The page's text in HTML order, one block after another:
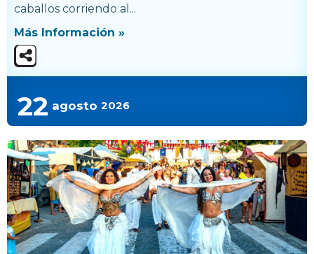
caballos corriendo al...
Más Información »
22 agosto 2026